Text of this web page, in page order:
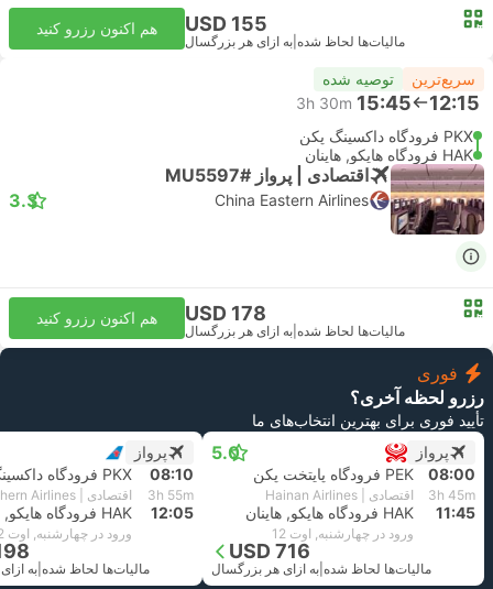
USD 155
مالیات‌ها لحاظ شده به ازای هر بزرگسال
هم اکنون رزرو کنید
سریع‌ترین توصیه شده
12:15
15:45
3h 30m
PKX فرودگاه داکسینگ پکن
HAK فرودگاه هایکو, هاینان
اقتصادی | پرواز #MU5597
China Eastern Airlines
3.3
USD 178
مالیات‌ها لحاظ شده به ازای هر بزرگسال
هم اکنون رزرو کنید
فوری
رزرو لحظه آخری؟
تأیید فوری برای بهترین انتخاب‌های ما
پرواز
5.0
08:00 PEK فرودگاه پایتخت پکن
3h 45m اقتصادی | Hainan Airlines
11:45 HAK فرودگاه هایکو, هاینان
ورود در چهارشنبه, اوت 12
USD 716
مالیات‌ها لحاظ شده به ازای هر بزرگسال
پرواز
08:10
PKX فرودگاه داکسینگ پکن
3h 55m اقتصادی | China Southern Airlines
12:05 HAK فرودگاه هایکو, هاینان
ورود در چهارشنبه, اوت 12
مالیات‌ها لحاظ شده به